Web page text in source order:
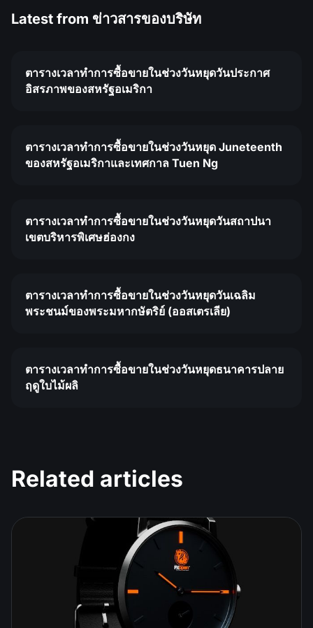
Latest from ข่าวสารของบริษัท
ตารางเวลาทำการซื้อขายในช่วงวันหยุดวันประกาศ
อิสรภาพของสหรัฐอเมริกา
ตารางเวลาทำการซื้อขายในช่วงวันหยุด Juneteenth
ของสหรัฐอเมริกาและเทศกาล Tuen Ng
ตารางเวลาทำการซื้อขายในช่วงวันหยุดวันสถาปนา
เขตบริหารพิเศษฮ่องกง
ตารางเวลาทำการซื้อขายในช่วงวันหยุดวันเฉลิม
พระชนม์ของพระมหากษัตริย์ (ออสเตรเลีย)
ตารางเวลาทำการซื้อขายในช่วงวันหยุดธนาคารปลาย
ฤดูใบไม้ผลิ
Related articles